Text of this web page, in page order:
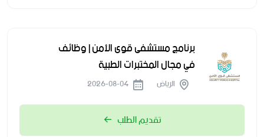
برنامج مستشفى قوى الأمن | وظائف
في مجال المختبرات الطبية
الرياض
تقديم الطلب